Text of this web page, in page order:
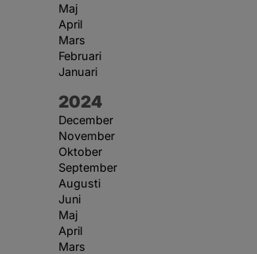
Maj
April
Mars
Februari
Januari
År:
2024
December
November
Oktober
September
Augusti
Juni
Maj
April
Mars